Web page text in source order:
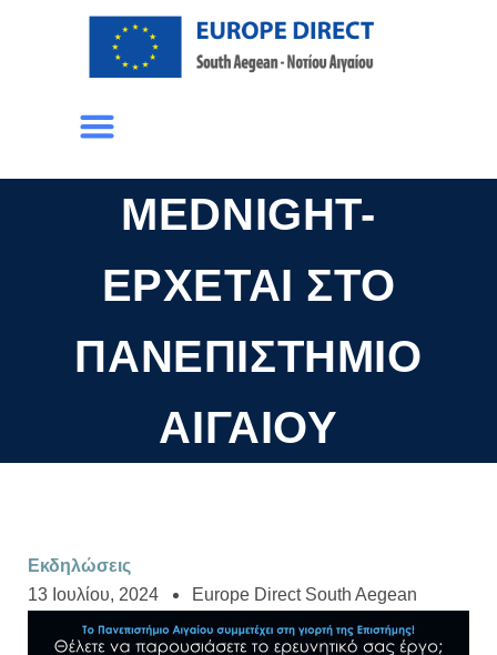
MEDNIGHT-
ΈΡΧΕΤΑΙ ΣΤΟ
ΠΑΝΕΠΙΣΤΉΜΙΟ
ΑΙΓΑΊΟΥ
Εκδηλώσεις
13 Ιουλίου, 2024
Europe Direct South Aegean